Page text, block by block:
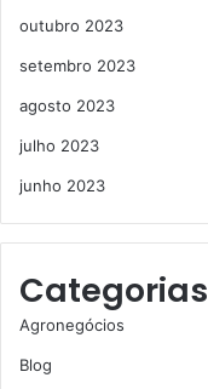
outubro 2023
setembro 2023
agosto 2023
julho 2023
junho 2023
Categorias
Agronegócios
Blog